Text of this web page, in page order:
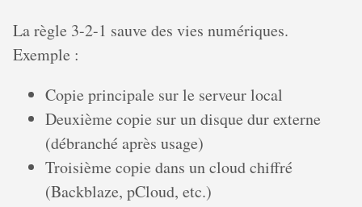
La règle 3-2-1 sauve des vies numériques.
Exemple :
Copie principale sur le serveur local
Deuxième copie sur un disque dur externe
(débranché après usage)
Troisième copie dans un cloud chiffré
(Backblaze, pCloud, etc.)